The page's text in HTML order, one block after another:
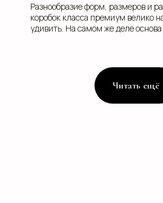
Разнообразие форм, размеров и
коробок класса премиум велико
удивить. На самом же деле основа
Читать ещё